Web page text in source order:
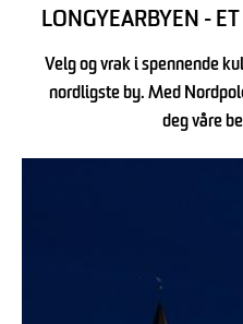
LONGYEARBYEN -
Velg og vrak i spennende
nordligste by. Med
deg våre